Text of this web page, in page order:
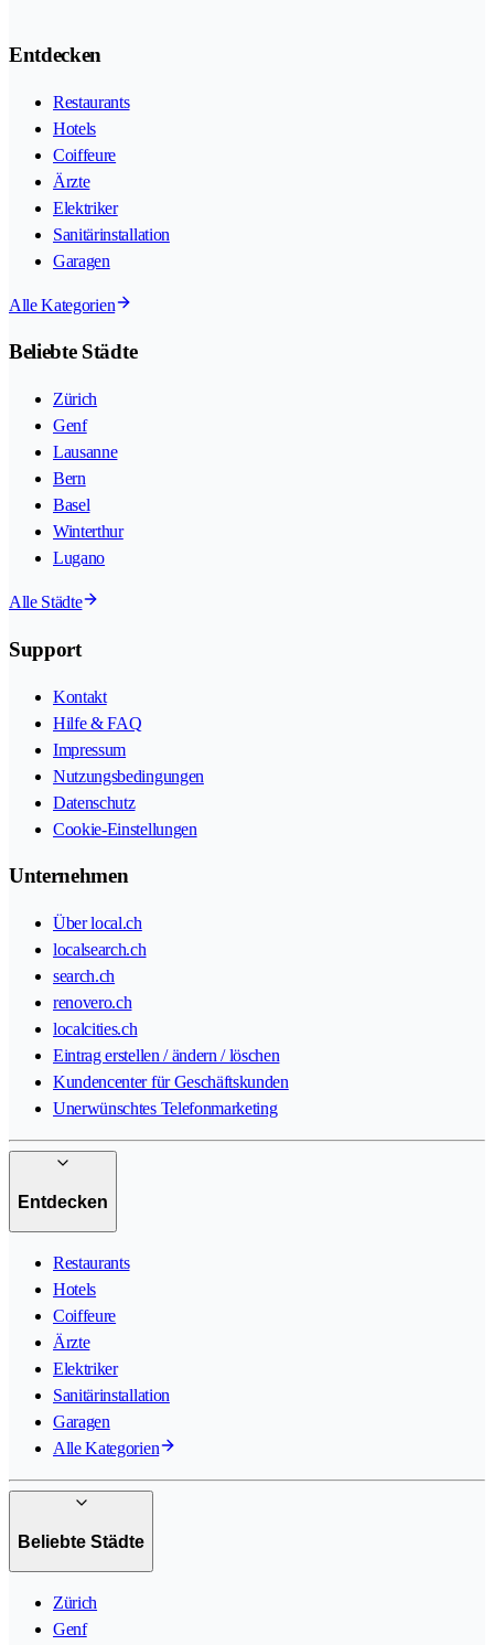
Entdecken
Restaurants
Hotels
Coiffeure
Ärzte
Elektriker
Sanitärinstallation
Garagen
Alle Kategorien
Beliebte Städte
Zürich
Genf
Lausanne
Bern
Basel
Winterthur
Lugano
Alle Städte
Support
Kontakt
Hilfe & FAQ
Impressum
Nutzungsbedingungen
Datenschutz
Cookie-Einstellungen
Unternehmen
Über local.ch
localsearch.ch
search.ch
renovero.ch
localcities.ch
Eintrag erstellen / ändern / löschen
Kundencenter für Geschäftskunden
Unerwünschtes Telefonmarketing
Entdecken
Restaurants
Hotels
Coiffeure
Ärzte
Elektriker
Sanitärinstallation
Garagen
Alle Kategorien
Beliebte Städte
Zürich
Genf